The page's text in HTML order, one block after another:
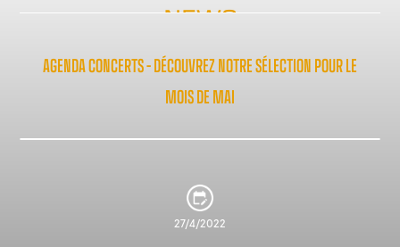
NEWS
AGENDA CONCERTS – DÉCOUVREZ NOTRE SÉLECTION POUR LE
MOIS DE MAI
27/4/2022